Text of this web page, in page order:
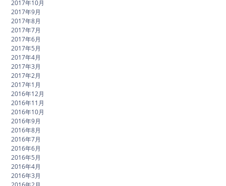
2017年10月
2017年9月
2017年8月
2017年7月
2017年6月
2017年5月
2017年4月
2017年3月
2017年2月
2017年1月
2016年12月
2016年11月
2016年10月
2016年9月
2016年8月
2016年7月
2016年6月
2016年5月
2016年4月
2016年3月